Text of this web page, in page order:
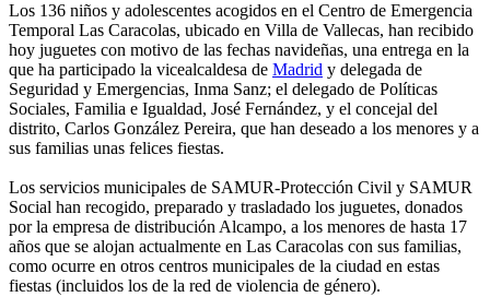
Los 136 niños y adolescentes acogidos en el Centro de Emergencia
Temporal Las Caracolas, ubicado en Villa de Vallecas, han recibido
hoy juguetes con motivo de las fechas navideñas, una entrega en la
que ha participado la vicealcaldesa de Madrid y delegada de
Seguridad y Emergencias, Inma Sanz; el delegado de Políticas
Sociales, Familia e Igualdad, José Fernández, y el concejal del
distrito, Carlos González Pereira, que han deseado a los menores y a
sus familias unas felices fiestas.
Los servicios municipales de SAMUR-Protección Civil y SAMUR
Social han recogido, preparado y trasladado los juguetes, donados
por la empresa de distribución Alcampo, a los menores de hasta 17
años que se alojan actualmente en Las Caracolas con sus familias,
como ocurre en otros centros municipales de la ciudad en estas
fiestas (incluidos los de la red de violencia de género).